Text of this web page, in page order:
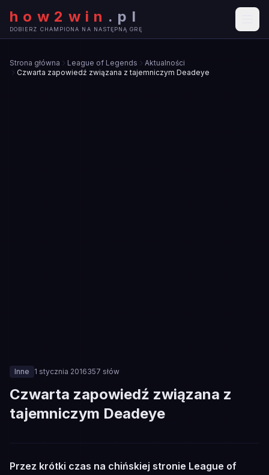
how2win . pl
DOBIERZ CHAMPIONA NA NASTĘPNĄ GRĘ
Strona główna League of Legends
Aktualności
Czwarta zapowiedź związana z tajemniczym Deadeye
Inne 1 stycznia 2016357 słów
Czwarta zapowiedź związana z
tajemniczym Deadeye
🎮
Przez krótki czas na chińskiej stronie League of